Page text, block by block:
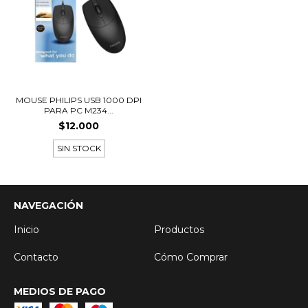
MOUSE PHILIPS USB 1000 DPI
PARA PC M234...
$12.000
SIN STOCK
NAVEGACIÓN
Inicio
Productos
Contacto Cómo Comprar
MEDIOS DE PAGO